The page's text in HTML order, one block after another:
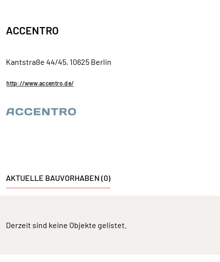
ACCENTRO
Kantstraße 44/45, 10625 Berlin
http://www.accentro.de/
AKTUELLE BAUVORHABEN (0)
Derzeit sind keine Objekte gelistet.